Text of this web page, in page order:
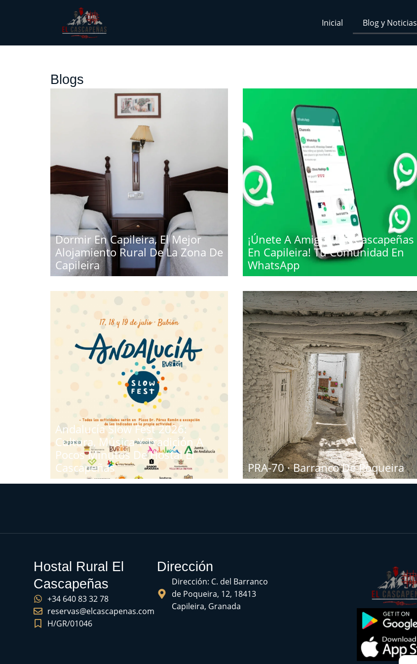
Inicial Blog y Noticias
Blogs
Dormir En Capileira, El Mejor
Alojamiento Rural De La Zona De
Capileira
¡Únete A Amigos Del Cascapeñas
En Capileira! Tu Comunidad En
WhatsApp
Andalucía Slow Fest 2026:
Cultura, Música Y Tradición A
Pocos Minutos De Hostal El
Cascapeñas
PRA-70 · Barranco De Poqueira
Hostal Rural El
Cascapeñas
+34 640 83 32 78
reservas@elcascapenas.com
H/GR/01046
Dirección
Dirección: C. del Barranco
de Poqueira, 12, 18413
Capileira, Granada